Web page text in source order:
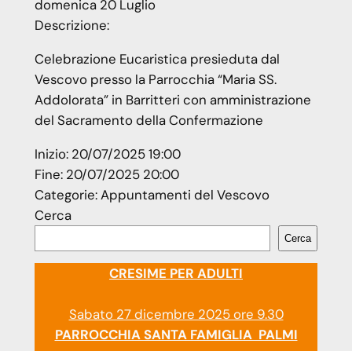
domenica 20 Luglio
Descrizione:
Celebrazione Eucaristica presieduta dal
Vescovo presso la Parrocchia “Maria SS.
Addolorata” in Barritteri con amministrazione
del Sacramento della Confermazione
Inizio: 20/07/2025 19:00
Fine: 20/07/2025 20:00
Categorie:Appuntamenti del Vescovo
Cerca
Cerca
CRESIME PER ADULTI
Sabato 27 dicembre 2025 ore 9.30
PARROCCHIA SANTA FAMIGLIA PALMI